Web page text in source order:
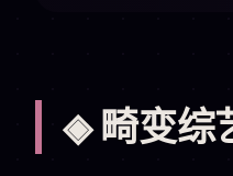
◈ 畸变综